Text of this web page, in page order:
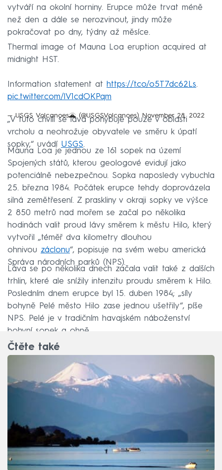
vytváří na okolní horniny. Erupce může trvat méně
než den a dále se nerozvinout, jindy může
pokračovat po dny, týdny až měsíce.
Thermal image of Mauna Loa eruption acquired at
midnight HST.
Information statement at https://t.co/o5T7dc62Ls.
pic.twitter.com/lV1cdOKPqm
— USGS Volcanoes🌋 (@USGSVolcanoes) November 28, 2022
„V tuto chvíli se láva pohybuje pouze v oblasti
vrcholu a neohrožuje obyvatele ve směru k úpatí
sopky,“ uvádí USGS.
Mauna Loa je jednou ze 161 sopek na území
Spojených států, kterou geologové evidují jako
potenciálně nebezpečnou. Sopka naposledy vybuchla
25. března 1984. Počátek erupce tehdy doprovázela
silná zemětřesení. Z praskliny v okraji sopky ve výšce
2 850 metrů nad mořem se začal po několika
hodinách valit proud lávy směrem k městu Hilo, který
vytvořil „téměř dva kilometry dlouhou
ohnivou záclonu“, popisuje na svém webu americká
Správa národních parků (NPS).
Láva se po několika dnech začala valit také z dalších
trhlin, které ale snížily intenzitu proudu směrem k Hilo.
Posledním dnem erupce byl 15. duben 1984; „síly
bohyně Pelé město Hilo zase jednou ušetřily“, píše
NPS. Pelé je v tradičním havajském náboženství
bohyní sopek a ohně.
Čtěte také